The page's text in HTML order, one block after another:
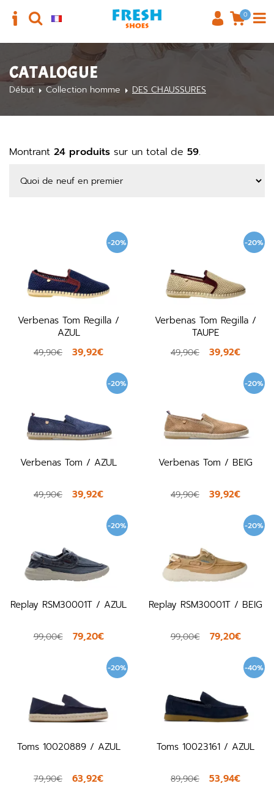
0
CATALOGUE
Début Collection homme DES CHAUSSURES
Montrant 24 produits sur un total de 59.
-20%
Verbenas Tom Regilla /
AZUL
49,90€ 39,92€
-20%
Verbenas Tom Regilla /
TAUPE
49,90€ 39,92€
-20%
Verbenas Tom / AZUL
49,90€ 39,92€
-20%
Verbenas Tom / BEIG
49,90€ 39,92€
-20%
Replay RSM30001T / AZUL
99,00€ 79,20€
-20%
Replay RSM30001T / BEIG
99,00€ 79,20€
-20%
Toms 10020889 / AZUL
79,90€ 63,92€
-40%
Toms 10023161 / AZUL
89,90€ 53,94€